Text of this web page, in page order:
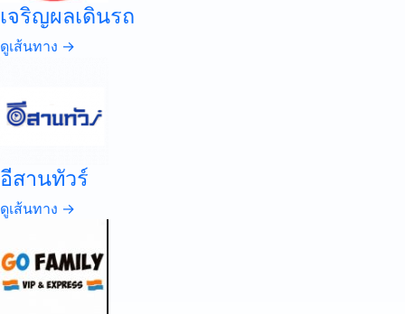
เจริญผลเดินรถ
ดูเส้นทาง →
อีสานทัวร์
ดูเส้นทาง →